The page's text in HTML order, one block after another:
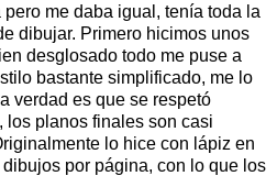
me daba igual, tenía toda la
dibujar. Primero hicimos unos
desglosado todo me puse a
bastante simplificado, me lo
verdad es que se respetó
los planos finales son casi
lo hice con lápiz en
por página, con lo que los